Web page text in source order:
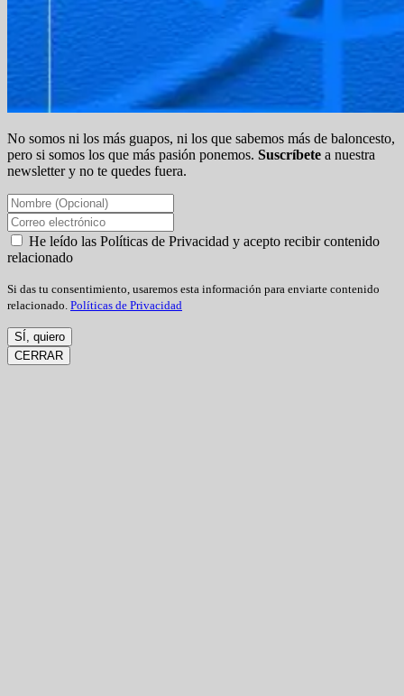
No somos ni los más guapos, ni los que sabemos más de baloncesto,
pero si somos los que más pasión ponemos. Suscríbete a nuestra
newsletter y no te quedes fuera.
He leído las Políticas de Privacidad y acepto recibir contenido
relacionado
Si das tu consentimiento, usaremos esta información para enviarte contenido
relacionado. Políticas de Privacidad
SÍ, quiero
CERRAR